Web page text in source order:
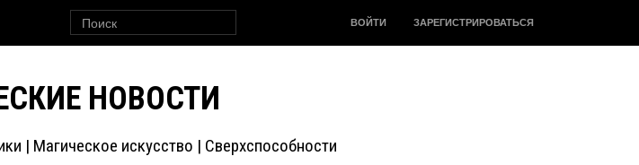
ВОЙТИ ЗАРЕГИСТРИРОВАТЬСЯ
НОВОСТИ
| Магическое искусство | Сверхспособности